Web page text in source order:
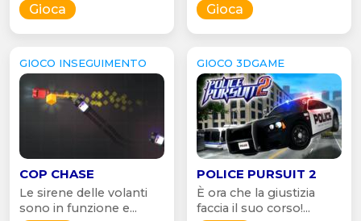
Gioca Gioca
GIOCO INSEGUIMENTO
COP CHASE
Le sirene delle volanti
sono in funzione e...
GIOCO 3DGAME
POLICE PURSUIT 2
È ora che la giustizia
faccia il suo corso!...